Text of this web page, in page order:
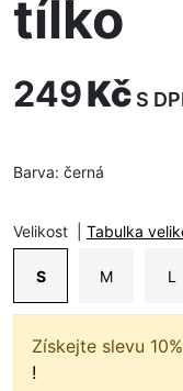
tílko
249Kč S
Barva: černá
Velikost Tabulka
S M L
Získejte slevu
!